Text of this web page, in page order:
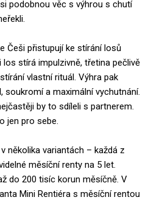
podobnou věc s výhrou s chutí
Češi přistupují ke stírání losů
stírá impulzivně, třetina pečlivě
vlastní rituál. Výhra pak
soukromí a maximální vychutnání.
by to sdíleli s partnerem.
jen pro sebe.
několika variantách – každá z
měsíční renty na 5 let.
do 200 tisíc korun měsíčně. V
Mini Rentiéra s měsíční rentou